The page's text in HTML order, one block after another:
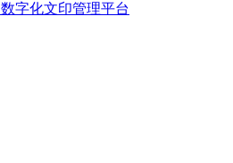
字化文印管理平台